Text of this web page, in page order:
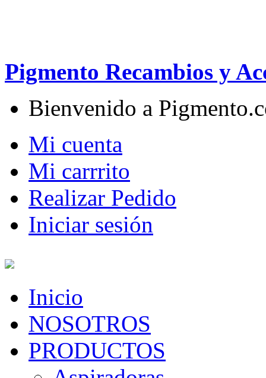
Pigmento Recambios y
Bienvenido a
Mi cuenta
Mi carrrito
Realizar Pedido
Iniciar sesión
Inicio
NOSOTROS
PRODUCTOS